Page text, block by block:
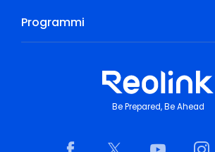
Programmi
Be Prepared, Be Ahead